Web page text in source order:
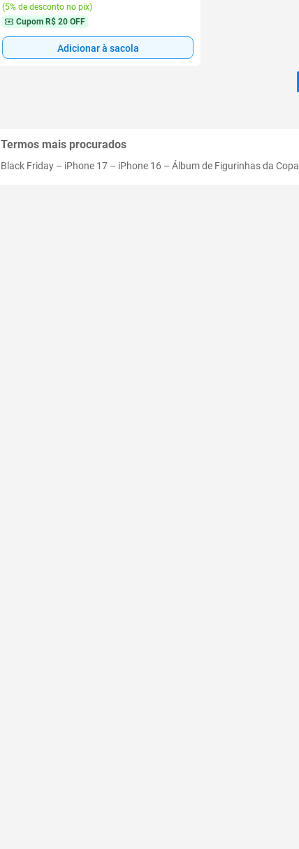
(5% de desconto no pix)
Cupom R$ 20 OFF
Adicionar à sacola
Termos mais procurados
Black Friday – iPhone 17 – iPhone 16 – Álbum de Figurinhas da Copa